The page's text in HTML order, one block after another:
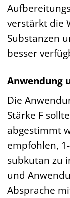
verstärkt die
Substanzen
besser
Anwendung
Die
Stärke F
abgestimmt
empfohlen,
subkutan zu
und
Absprache